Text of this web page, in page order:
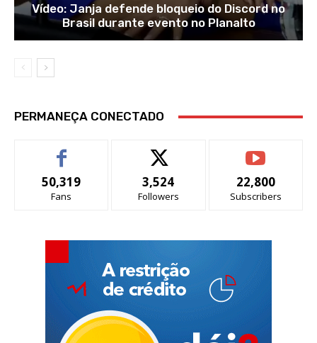
Vídeo: Janja defende bloqueio do Discord no
Brasil durante evento no Planalto
PERMANEÇA CONECTADO
50,319
Fans
3,524
Followers
22,800
Subscribers